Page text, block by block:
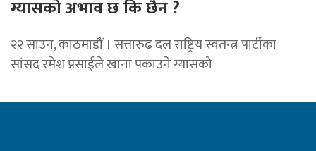
ग्यासको अभाव छ कि छैन ?
२२ साउन, काठमाडौं । सत्तारुढ दल राष्ट्रिय स्वतन्त्र पार्टीका
सांसद रमेश प्रसाईंले खाना पकाउने ग्यासको